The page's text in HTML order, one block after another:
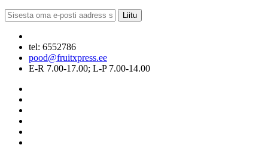
Liitu
tel: 6552786
pood@fruitxpress.ee
E-R 7.00-17.00; L-P 7.00-14.00